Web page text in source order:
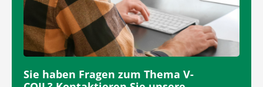
Sie haben Fragen zum Thema V-